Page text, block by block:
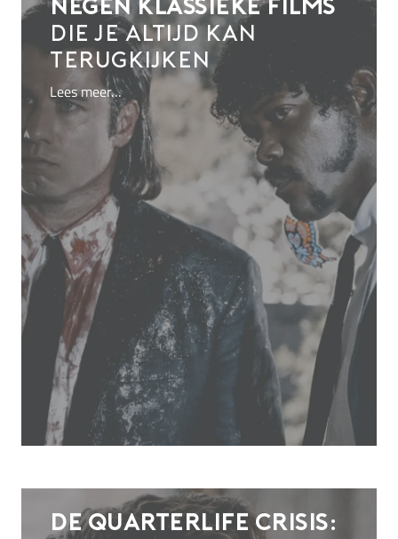
Negen klassieke films
die je altijd kan
terugkijken
Lees meer…
De quarterlife crisis: